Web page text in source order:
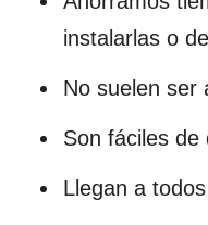
instalarlas o
No suelen ser
Son fáciles de
Llegan a